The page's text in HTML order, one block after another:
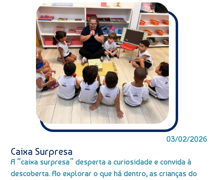
03/02/2026
Caixa Surpresa
A “caixa surpresa” desperta a curiosidade e convida à
descoberta. Ao explorar o que há dentro, as crianças do